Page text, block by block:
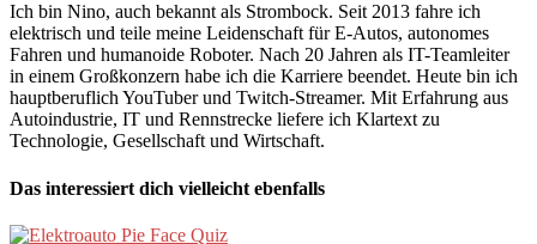
Ich bin Nino, auch bekannt als Strombock. Seit 2013 fahre ich
elektrisch und teile meine Leidenschaft für E-Autos, autonomes
Fahren und humanoide Roboter. Nach 20 Jahren als IT-Teamleiter
in einem Großkonzern habe ich die Karriere beendet. Heute bin ich
hauptberuflich YouTuber und Twitch-Streamer. Mit Erfahrung aus
Autoindustrie, IT und Rennstrecke liefere ich Klartext zu
Technologie, Gesellschaft und Wirtschaft.
Das interessiert dich vielleicht ebenfalls